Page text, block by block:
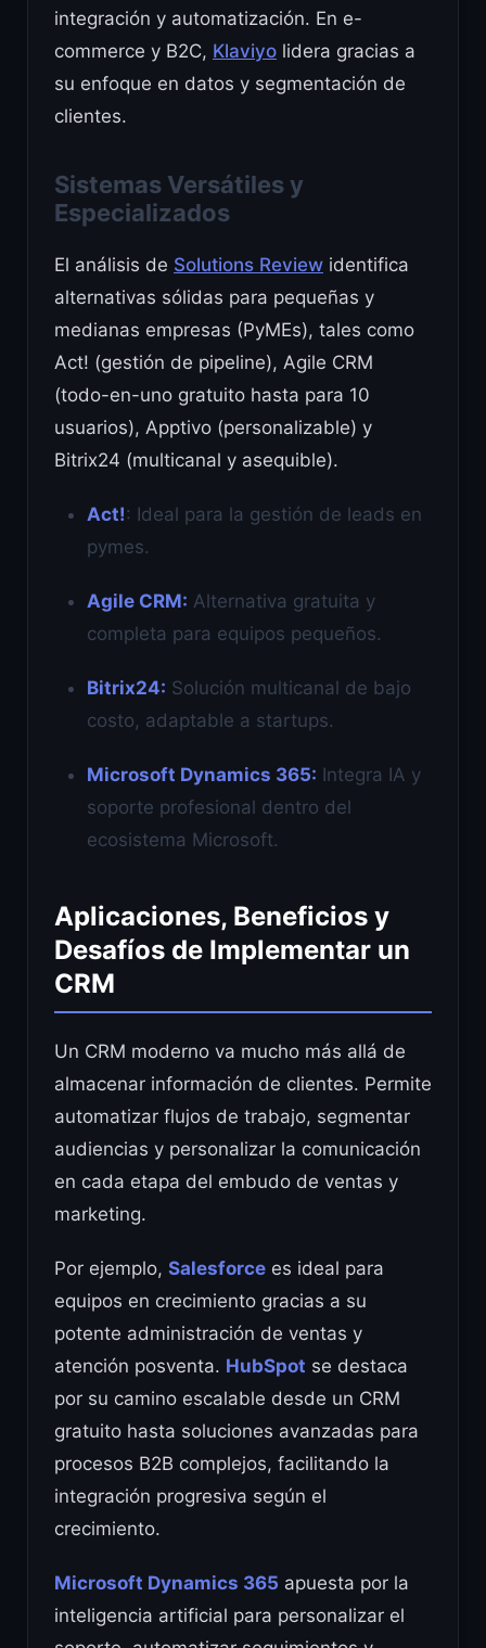
integración y automatización. En e-
commerce y B2C, Klaviyo lidera gracias a
su enfoque en datos y segmentación de
clientes.
Sistemas Versátiles y
Especializados
El análisis de Solutions Review identifica
alternativas sólidas para pequeñas y
medianas empresas (PyMEs), tales como
Act! (gestión de pipeline), Agile CRM
(todo-en-uno gratuito hasta para 10
usuarios), Apptivo (personalizable) y
Bitrix24 (multicanal y asequible).
Act!: Ideal para la gestión de leads en
pymes.
Agile CRM: Alternativa gratuita y
completa para equipos pequeños.
Bitrix24: Solución multicanal de bajo
costo, adaptable a startups.
Microsoft Dynamics 365: Integra IA y
soporte profesional dentro del
ecosistema Microsoft.
Aplicaciones, Beneficios y
Desafíos de Implementar un
CRM
Un CRM moderno va mucho más allá de
almacenar información de clientes. Permite
automatizar flujos de trabajo, segmentar
audiencias y personalizar la comunicación
en cada etapa del embudo de ventas y
marketing.
Por ejemplo, Salesforce es ideal para
equipos en crecimiento gracias a su
potente administración de ventas y
atención posventa. HubSpot se destaca
por su camino escalable desde un CRM
gratuito hasta soluciones avanzadas para
procesos B2B complejos, facilitando la
integración progresiva según el
crecimiento.
Microsoft Dynamics 365 apuesta por la
inteligencia artificial para personalizar el